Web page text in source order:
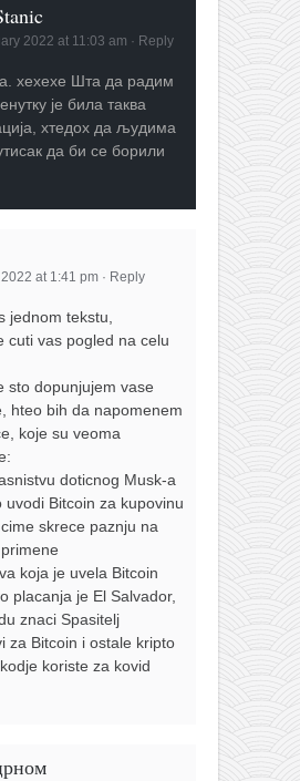
2022 at 11:03 am · Reply
хехехе Шта да радим
је била таква
хтедох да људима
да би се борили
at 1:41 pm · Reply
jednom tekstu,
cuti vas pogled na celu
sto dopunjujem vase
hteo bih da napomenem
koje su veoma
doticnog Musk-a
uvodi Bitcoin za kupovinu
skrece paznju na
koja je uvela Bitcoin
placanja je El Salvador,
znaci Spasitelj
za Bitcoin i ostale kripto
koriste za kovid